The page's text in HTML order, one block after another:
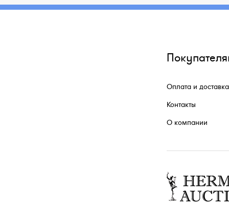
Оплата и доставка
Контакты
О компании